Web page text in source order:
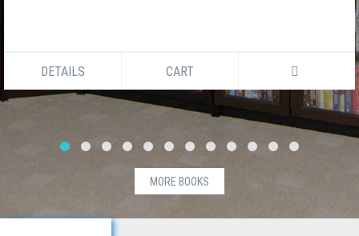
DETAILS CART
MORE BOOKS